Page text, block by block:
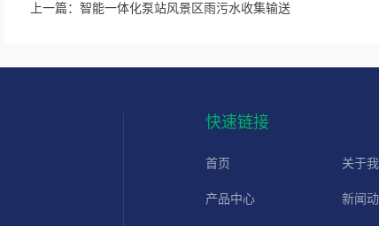
上一篇： 智能一体化泵站风景区雨污水收集输送
快速链接
首页 关于
产品中心 新闻